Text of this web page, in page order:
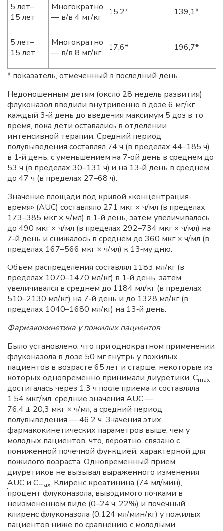
5 лет–
15 лет
Многократно
— в/в 4 мг/кг
15,2* 139,1*
5 лет–
15 лет
Многократно
— в/в 8 мг/кг
17,6* 196,7*
* показатель, отмеченный в последний день.
Недоношенным детям (около 28 недель развития)
флуконазол вводили внутривенно в дозе 6 мг/кг
каждый 3‑й день до введения максимум 5 доз в то
время, пока дети оставались в отделении
интенсивной терапии. Средний период
полувыведения составлял 74 ч (в пределах 44–185 ч)
в 1‑й день, с уменьшением на 7‑ой день в среднем до
53 ч (в пределах 30–131 ч) и на 13‑й день в среднем
до 47 ч (в пределах 27–68 ч).
Значение площади под кривой «концентрация-
время» (AUC) составляло 271 мкг × ч/мл (в пределах
173–385 мкг × ч/мл) в 1‑й день, затем увеличивалось
до 490 мкг × ч/мл (в пределах 292–734 мкг × ч/мл) на
7‑й день и снижалось в среднем до 360 мкг × ч/мл (в
пределах 167–566 мкг × ч/мл) к 13‑му дню.
Объем распределения составлял 1183 мл/кг (в
пределах 1070–1470 мл/кг) в 1‑й день, затем
увеличивался в среднем до 1184 мл/кг (в пределах
510–2130 мл/кг) на 7‑й день и до 1328 мл/кг (в
пределах 1040–1680 мл/кг) на 13‑й день.
Фармакокинетика у пожилых пациентов
Было установлено, что при однократном применении
флуконазола в дозе 50 мг внутрь у пожилых
пациентов в возрасте 65 лет и старше, некоторые из
которых одновременно принимали диуретики, Сmах
достигалась через 1,3 ч после приема и составляла
1,54 мкг/мл, средние значения AUC —
76,4 ± 20,3 мкг × ч/мл, а средний период
полувыведения — 46,2 ч. Значения этих
фармакокинетических параметров выше, чем у
молодых пациентов, что, вероятно, связано с
пониженной почечной функцией, характерной для
пожилого возраста. Одновременный прием
диуретиков не вызывал выраженного изменения
AUC и Сmах. Клиренс креатинина (74 мл/мин),
процент флуконазола, выводимого почками в
неизмененном виде (0–24 ч, 22%) и почечный
клиренс флуконазола (0,124 мл/мин/кг) у пожилых
пациентов ниже по сравнению с молодыми.